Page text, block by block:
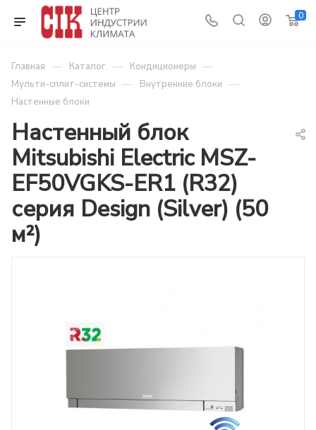
0
Главная — Каталог — Кондиционеры —
Мульти-сплит-системы — Внутренние блоки —
Настенные блоки
Настенный блок
Mitsubishi Electric MSZ-
EF50VGKS-ER1 (R32)
серия Design (Silver) (50
м²)